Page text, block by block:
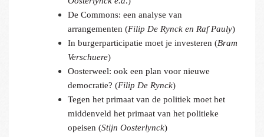
De Commons: een analyse van
arrangementen (Filip De Rynck en Raf Pauly)
In burgerparticipatie moet je investeren (Bram
Verschuere)
Oosterweel: ook een plan voor nieuwe
democratie? (Filip De Rynck)
Tegen het primaat van de politiek moet het
middenveld het primaat van het politieke
opeisen (Stijn Oosterlynck)